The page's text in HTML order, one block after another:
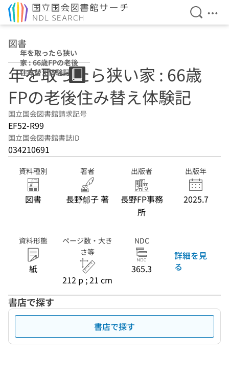
検索を
メ
図書
年を取ったら狭い
家 : 66歳FPの老後
住み替え体験記
年を取ったら狭い家 : 66歳
FPの老後住み替え体験記
国立国会図書館請求記号
EF52-R99
国立国会図書館書誌ID
034210691
資料種別
図書
著者
長野郁子 著
出版者
長野FP事務
所
出版年
2025.7
資料形態
紙
ページ数・大き
さ等
212 p ; 21 cm
NDC
365.3
詳細を見
る
書店で探す
書店で探す